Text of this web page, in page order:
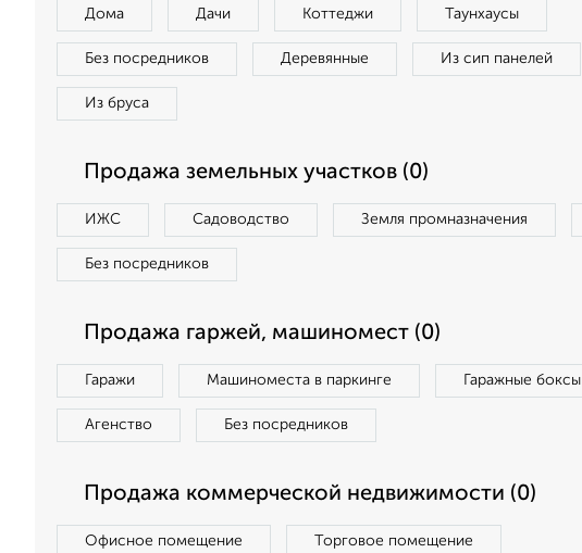
Дома Дачи Коттеджи Таунхаусы
Без посредников Деревянные Из сип панелей
Из бруса
Продажа земельных участков (0)
ИЖС Садоводство Земля промназначения
Без посредников
Продажа гаржей, машиномест (0)
Гаражи Машиноместа в паркинге Гаражные боксы
Агенство Без посредников
Продажа коммерческой недвижимости (0)
Офисное помещение Торговое помещение